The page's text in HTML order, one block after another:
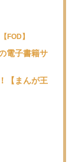
FOD】
電子書籍サ
【まんが王